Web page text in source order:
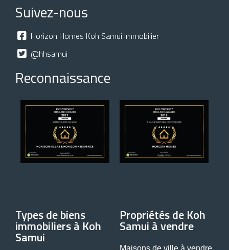
Suivez-nous
Horizon Homes Koh Samui Immobilier
@hhsamui
Reconnaissance
Types de biens
immobiliers à Koh
Samui
Propriétés de Koh
Samui à vendre
Maisons de ville à vendre